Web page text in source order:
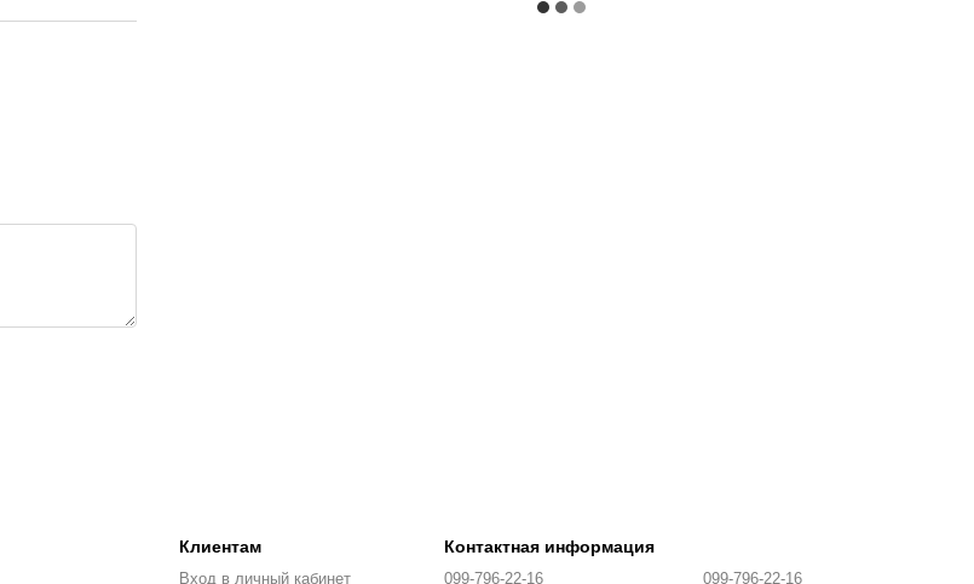
Клиентам
Вход в личный кабинет
Контактная информация
099-796-22-16 099-796-22-16